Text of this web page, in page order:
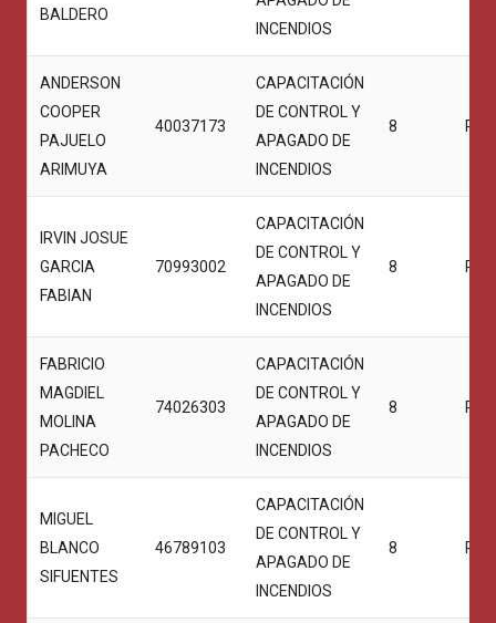
BALDERO
INCENDIOS
ANDERSON
COOPER
PAJUELO
ARIMUYA
40037173
CAPACITACIÓN
DE CONTROL Y
APAGADO DE
INCENDIOS
8
IRVIN JOSUE
GARCIA
FABIAN
70993002
CAPACITACIÓN
DE CONTROL Y
APAGADO DE
INCENDIOS
8
FABRICIO
MAGDIEL
MOLINA
PACHECO
74026303
CAPACITACIÓN
DE CONTROL Y
APAGADO DE
INCENDIOS
8
MIGUEL
BLANCO
SIFUENTES
46789103
CAPACITACIÓN
DE CONTROL Y
APAGADO DE
INCENDIOS
8